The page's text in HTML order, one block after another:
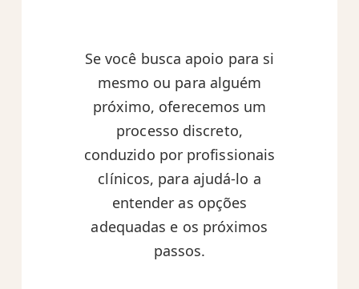
Se você busca apoio para si
mesmo ou para alguém
próximo, oferecemos um
processo discreto,
conduzido por profissionais
clínicos, para ajudá-lo a
entender as opções
adequadas e os próximos
passos.